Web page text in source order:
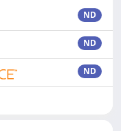
ND
ND
ND